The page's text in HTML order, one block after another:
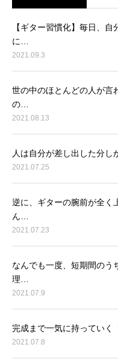
【ギター習慣化】毎日、
に…
2021.09.3
世の中のほとんどの人が言
の…
2021.08.13
人は自分が差し出した分し
2021.07.25
逆に、ギターの腕前が全く
ん…
2021.07.23
なんでも一度、短期間のう
理…
2021.07.9
完成まで一気に持っていく
2021.07.8